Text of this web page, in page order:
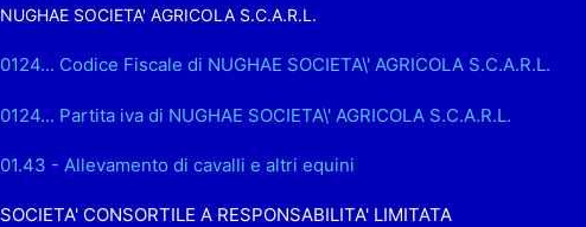
NUGHAE SOCIETA' AGRICOLA S.C.A.R.L.
0124... Codice Fiscale di NUGHAE SOCIETA\' AGRICOLA S.C.A.R.L.
0124... Partita iva di NUGHAE SOCIETA\' AGRICOLA S.C.A.R.L.
01.43 - Allevamento di cavalli e altri equini
SOCIETA' CONSORTILE A RESPONSABILITA' LIMITATA